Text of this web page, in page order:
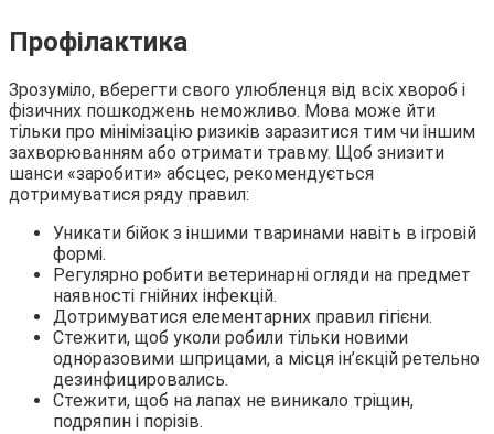
Профілактика
Зрозуміло, вберегти свого улюбленця від всіх хвороб і
фізичних пошкоджень неможливо. Мова може йти
тільки про мінімізацію ризиків заразитися тим чи іншим
захворюванням або отримати травму. Щоб знизити
шанси «заробити» абсцес, рекомендується
дотримуватися ряду правил:
Уникати бійок з іншими тваринами навіть в ігровій
формі.
Регулярно робити ветеринарні огляди на предмет
наявності гнійних інфекцій.
Дотримуватися елементарних правил гігієни.
Стежити, щоб уколи робили тільки новими
одноразовими шприцами, а місця ін’єкцій ретельно
дезинфицировались.
Стежити, щоб на лапах не виникало тріщин,
подряпин і порізів.